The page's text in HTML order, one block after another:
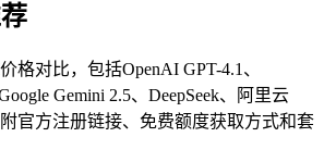
格对比，包括OpenAI GPT-4.1、
Gemini 2.5、DeepSeek、阿里云
官方注册链接、免费额度获取方式和套